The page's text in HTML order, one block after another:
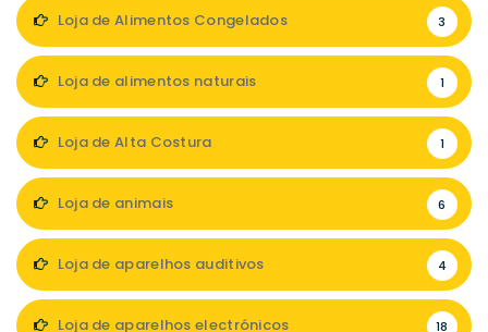
Loja de Alimentos Congelados 3
Loja de alimentos naturais 1
Loja de Alta Costura 1
Loja de animais 6
Loja de aparelhos auditivos 4
Loja de aparelhos electrónicos 18